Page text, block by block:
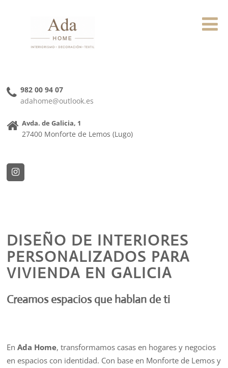
982 00 94 07
adahome@outlook.es
Avda. de Galicia, 1
27400 Monforte de Lemos (Lugo)
DISEÑO DE INTERIORES
PERSONALIZADOS PARA
VIVIENDA EN GALICIA
Creamos espacios que hablan de ti
EnAda Home, transformamos casas en hogares y negocios
en espacios con identidad. Con base en Monforte de Lemos y